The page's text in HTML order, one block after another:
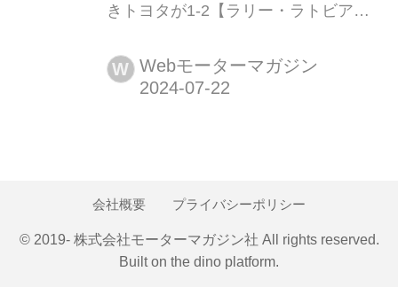
きトヨタが1-2【ラリー・ラトビア】
界ラリー選手権(WRC)第8戦ラリー・
ラトビアが西部のリエパヤを起点とし
ナックが入った。勝田貴元(...
W Webモーターマガジン
会社概要 プライバシーポリシー
© 2019- 株式会社モーターマガジン社 All rights reserved.
Built on the dino platform.